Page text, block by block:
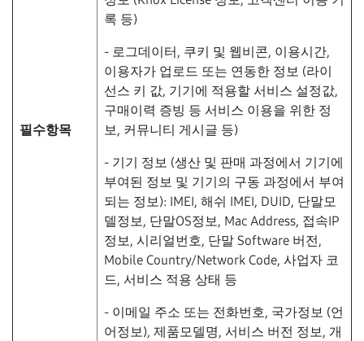
필수항목
록 등)
- 로그데이터, 쿠키 및 웹비콘, 이용시간,
이용자가 업로드 또는 연동한 정보 (라이
선스 키 값, 기기에 적용할 서비스 설정값,
구매이력 증빙 등 서비스 이용을 위한 정
보, 커뮤니티 게시글 등)
- 기기 정보 (생산 및 판매 과정에서 기기에
부여된 정보 및 기기의 구동 과정에서 부여
되는 정보): IMEI, 해쉬 IMEI, DUID, 단말모
델정보, 단말OS정보, Mac Address, 접속IP
정보, 시리얼번호, 단말 Software 버전,
Mobile Country/Network Code, 사업자 코
드, 서비스 적용 상태 등
- 이메일 주소 또는 전화번호, 국가정보 (언
어정보), 제품모델명, 서비스 버전 정보, 개